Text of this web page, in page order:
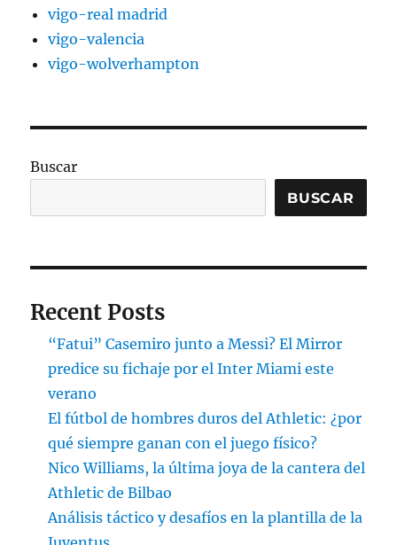
vigo-real madrid
vigo-valencia
vigo-wolverhampton
Buscar
BUSCAR
Recent Posts
“Fatui” Casemiro junto a Messi? El Mirror
predice su fichaje por el Inter Miami este
verano
El fútbol de hombres duros del Athletic: ¿por
qué siempre ganan con el juego físico?
Nico Williams, la última joya de la cantera del
Athletic de Bilbao
Análisis táctico y desafíos en la plantilla de la